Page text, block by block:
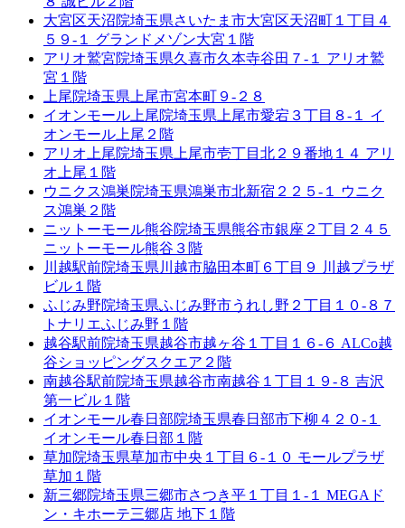
大宮区天沼院埼玉県さいたま市大宮区天沼町１丁目４
５９-１ グランドメゾン大宮１階
アリオ鷲宮院埼玉県久喜市久本寺谷田７-１ アリオ鷲
宮１階
上尾院埼玉県上尾市宮本町９-２８
イオンモール上尾院埼玉県上尾市愛宕３丁目８-１ イ
オンモール上尾２階
アリオ上尾院埼玉県上尾市壱丁目北２９番地１４ アリ
オ上尾１階
ウニクス鴻巣院埼玉県鴻巣市北新宿２２５-１ ウニク
ス鴻巣２階
ニットーモール熊谷院埼玉県熊谷市銀座２丁目２４５
ニットーモール熊谷３階
川越駅前院埼玉県川越市脇田本町６丁目９ 川越プラザ
ビル１階
ふじみ野院埼玉県ふじみ野市うれし野２丁目１０-８７
トナリエふじみ野１階
越谷駅前院埼玉県越谷市越ヶ谷１丁目１６-６ ALCo越
谷ショッピングスクエア２階
南越谷駅前院埼玉県越谷市南越谷１丁目１９-８ 吉沢
第一ビル１階
イオンモール春日部院埼玉県春日部市下柳４２０-１
イオンモール春日部１階
草加院埼玉県草加市中央１丁目６-１０ モールプラザ
草加１階
新三郷院埼玉県三郷市さつき平１丁目１-１ MEGAド
ン・キホーテ三郷店 地下１階